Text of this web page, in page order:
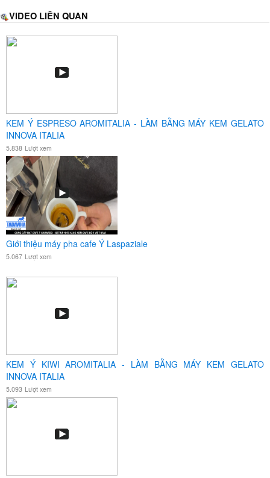
VIDEO LIÊN QUAN
KEM Ý ESPRESO AROMITALIA - LÀM BẰNG MÁY KEM GELATO
INNOVA ITALIA
5.838 Lượt xem
Giới thiệu máy pha cafe Ý Laspaziale
5.067 Lượt xem
KEM Ý KIWI AROMITALIA - LÀM BẰNG MÁY KEM GELATO
INNOVA ITALIA
5.093 Lượt xem